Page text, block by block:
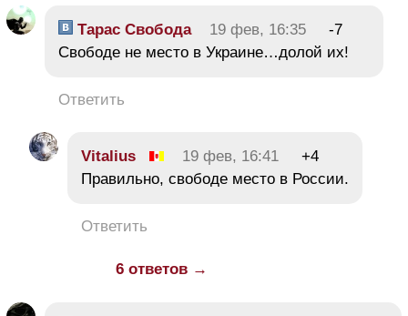
Тарас Свобода 19 фев, 16:35
-7
Свободе не место в Украине…долой их!
Ответить
Vitalius 19 фев, 16:41
+4
Правильно, свободе место в России.
Ответить
6 ответов →